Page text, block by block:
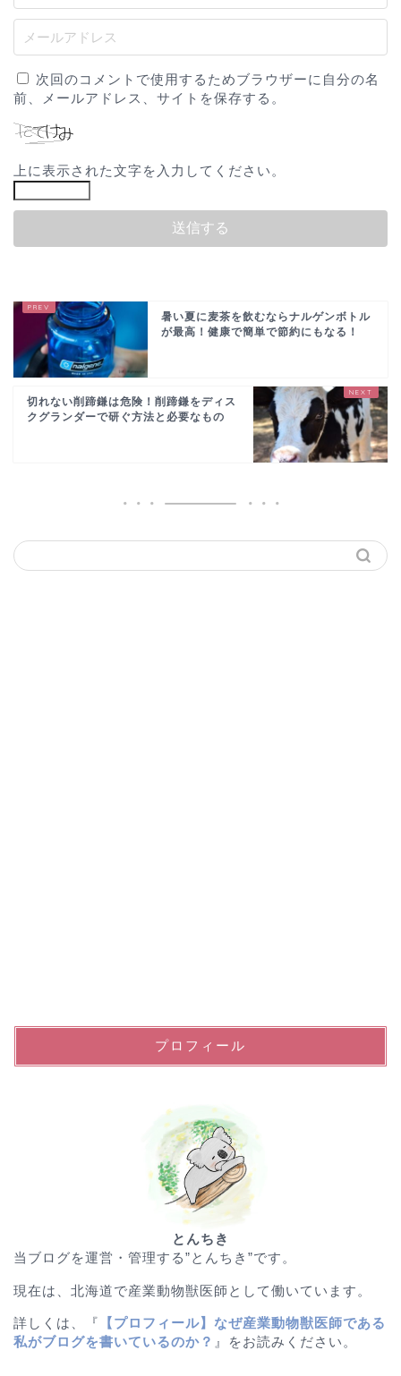
次回のコメントで使用するためブラウザーに自分の名
前、メールアドレス、サイトを保存する。
上に表示された文字を入力してください。
暑い夏に麦茶を飲むならナルゲンボトル
が最高！健康で簡単で節約にもなる！
切れない削蹄鎌は危険！削蹄鎌をディス
クグランダーで研ぐ方法と必要なもの
プロフィール
とんちき
当ブログを運営・管理する”とんちき”です。
現在は、北海道で産業動物獣医師として働いています。
詳しくは、『
【プロフィール】なぜ産業動物獣医師である
私がブログを書いているのか？ 』をお読みください。